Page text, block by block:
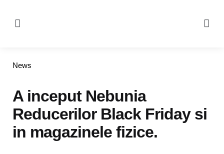
Categories
News
A inceput Nebunia
Reducerilor Black Friday si
in magazinele fizice.